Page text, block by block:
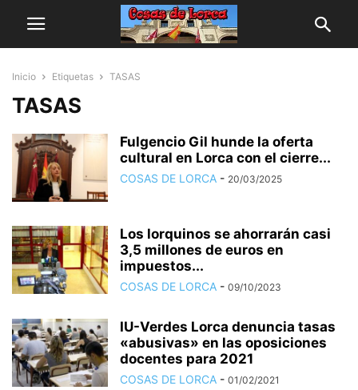
Inicio Etiquetas TASAS
TASAS
Fulgencio Gil hunde la oferta
cultural en Lorca con el cierre...
COSAS DE LORCA - 20/03/2025
Los lorquinos se ahorrarán casi
3,5 millones de euros en
impuestos...
COSAS DE LORCA - 09/10/2023
IU-Verdes Lorca denuncia tasas
«abusivas» en las oposiciones
docentes para 2021
COSAS DE LORCA - 01/02/2021